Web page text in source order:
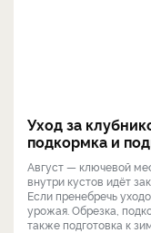
Уход за
подкормка и
Август — ключевой
внутри кустов идёт
Если пренебречь
урожая. Обрезка,
также подготовка к